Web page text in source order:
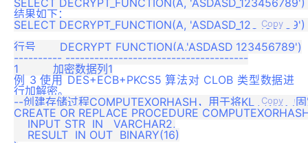
结果如下：
Copy
SELECT DECRYPT_FUNCTION(A, 'ASDASD_123456789')
行号       DECRYPT_FUNCTION(A,'ASDASD_123456789')
---------- --------------------------------------
例 3 使用 DES+ECB+PKCS5 算法对 CLOB 类型数据进
行加解密。
Copy
--创建存储过程COMPUTEXORHASH，用于将KEY转换为
CREATE OR REPLACE PROCEDURE
    INPUT_STR  IN   VARCHAR2,
    RESULT  IN OUT  BINARY(16)